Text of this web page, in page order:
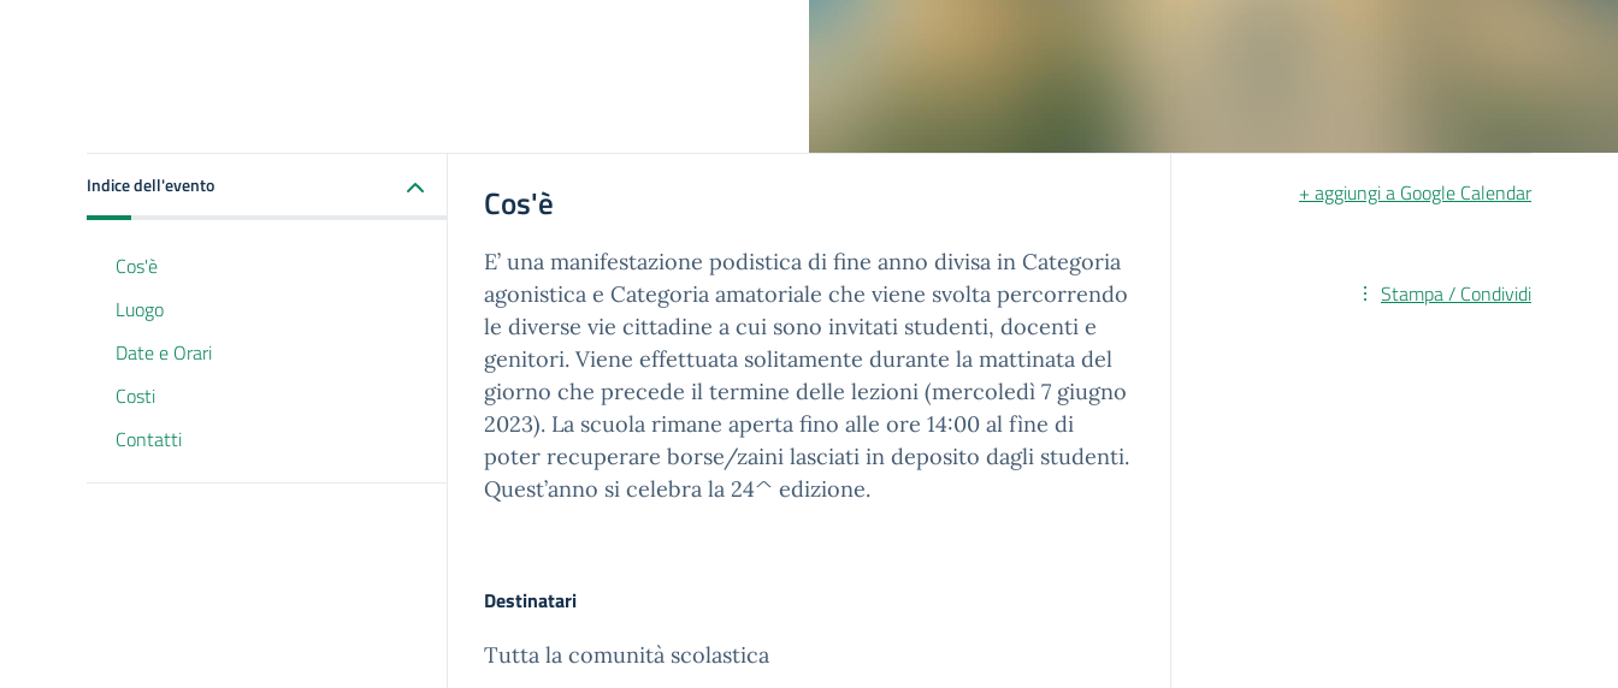
Indice dell'evento
Cos'è
Luogo
Date e Orari
Costi
Contatti
Cos'è
E’ una manifestazione podistica di fine anno divisa in Categoria
agonistica e Categoria amatoriale che viene svolta percorrendo
le diverse vie cittadine a cui sono invitati studenti, docenti e
genitori. Viene effettuata solitamente durante la mattinata del
giorno che precede il termine delle lezioni (mercoledì 7 giugno
2023). La scuola rimane aperta fino alle ore 14:00 al fìne di
poter recuperare borse/zaini lasciati in deposito dagli studenti.
Quest’anno si celebra la 24^ edizione.
Destinatari
Tutta la comunità scolastica
+ aggiungi a Google Calendar
Stampa / Condividi